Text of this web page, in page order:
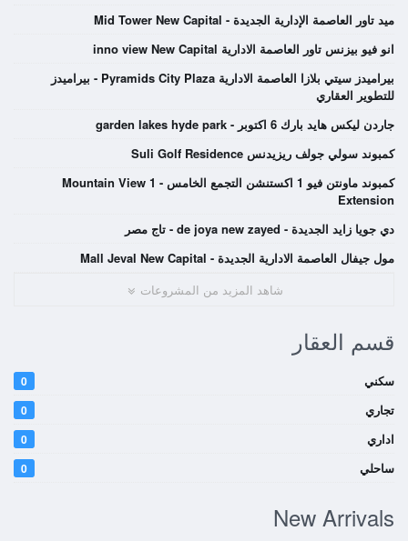
ميد تاور العاصمة الإدارية الجديدة - Mid Tower New Capital
انو فيو بيزنس تاور العاصمة الادارية inno view New Capital
بيراميدز سيتي بلازا العاصمة الادارية Pyramids City Plaza - بيراميدز
للتطوير العقاري
جاردن ليكس هايد بارك 6 اكتوبر - garden lakes hyde park
كمبوند سولي جولف ريزيدنس Suli Golf Residence
كمبوند ماونتن فيو 1 اكستنشن التجمع الخامس - Mountain View 1
Extension
دي جويا زايد الجديدة - de joya new zayed - تاج مصر
مول جيفال العاصمة الادارية الجديدة - Mall Jeval New Capital
شاهد المزيد من المشروعات
قسم العقار
سكني 0
تجاري 0
اداري 0
ساحلي 0
New Arrivals